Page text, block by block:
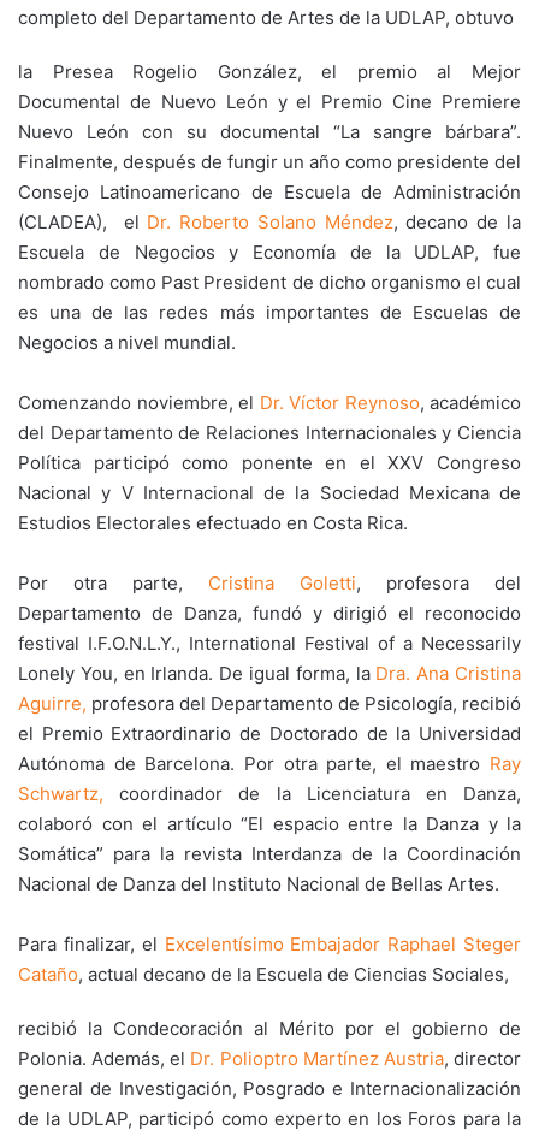
completo del Departamento de Artes de la UDLAP, obtuvo
la Presea Rogelio González, el premio al Mejor
Documental de Nuevo León y el Premio Cine Premiere
Nuevo León con su documental “La sangre bárbara”.
Finalmente, después de fungir un año como presidente del
Consejo Latinoamericano de Escuela de Administración
(CLADEA), el Dr. Roberto Solano Méndez, decano de la
Escuela de Negocios y Economía de la UDLAP, fue
nombrado como Past President de dicho organismo el cual
es una de las redes más importantes de Escuelas de
Negocios a nivel mundial.
Comenzando noviembre, el Dr. Víctor Reynoso, académico
del Departamento de Relaciones Internacionales y Ciencia
Política participó como ponente en el XXV Congreso
Nacional y V Internacional de la Sociedad Mexicana de
Estudios Electorales efectuado en Costa Rica.
Por otra parte, Cristina Goletti, profesora del
Departamento de Danza, fundó y dirigió el reconocido
festival I.F.O.N.L.Y., International Festival of a Necessarily
Lonely You, en Irlanda. De igual forma, la Dra. Ana Cristina
Aguirre, profesora del Departamento de Psicología, recibió
el Premio Extraordinario de Doctorado de la Universidad
Autónoma de Barcelona. Por otra parte, el maestro Ray
Schwartz, coordinador de la Licenciatura en Danza,
colaboró con el artículo “El espacio entre la Danza y la
Somática” para la revista Interdanza de la Coordinación
Nacional de Danza del Instituto Nacional de Bellas Artes.
Para finalizar, el Excelentísimo Embajador Raphael Steger
Cataño, actual decano de la Escuela de Ciencias Sociales,
recibió la Condecoración al Mérito por el gobierno de
Polonia. Además, el Dr. Polioptro Martínez Austria, director
general de Investigación, Posgrado e Internacionalización
de la UDLAP, participó como experto en los Foros para la